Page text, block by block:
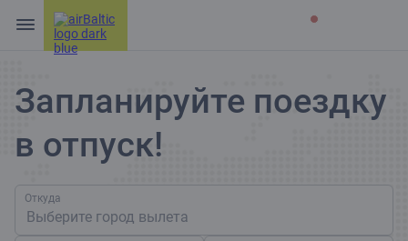
Запланируйте поездку
в отпуск!
Откуда
Выберите город вылета